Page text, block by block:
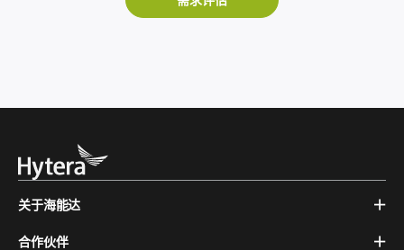
关于海能达
合作伙伴